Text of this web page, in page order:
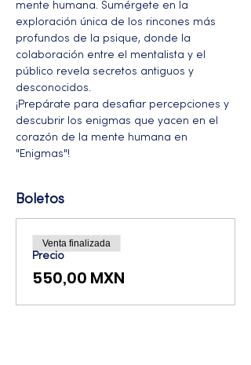
mente humana. Sumérgete en la
exploración única de los rincones más
profundos de la psique, donde la
colaboración entre el mentalista y el
público revela secretos antiguos y
desconocidos.
¡Prepárate para desafiar percepciones y
descubrir los enigmas que yacen en el
corazón de la mente humana en
"Enigmas"!
Boletos
Precio
550,00 MXN
Venta finalizada